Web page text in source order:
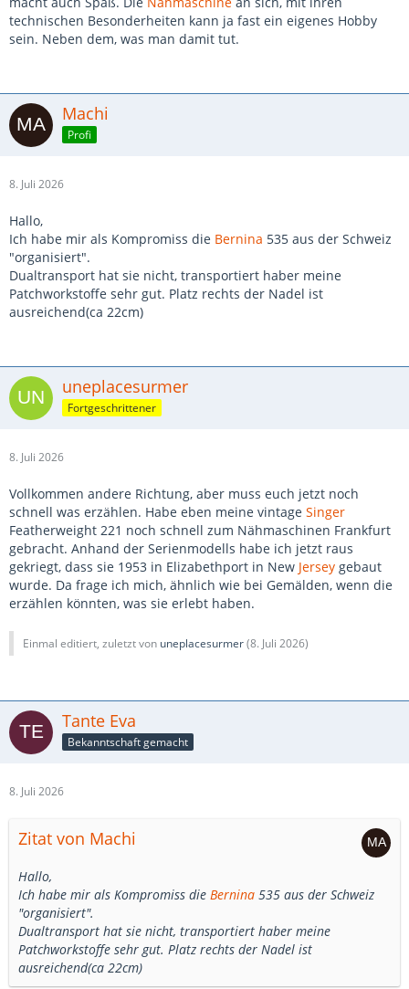
technischen Besonderheiten kann ja fast ein eigenes Hobby
sein. Neben dem, was man damit tut.
Machi
Profi
8. Juli 2026
Hallo,
Ich habe mir als Kompromiss die Bernina 535 aus der Schweiz
"organisiert".
Dualtransport hat sie nicht, transportiert haber meine
Patchworkstoffe sehr gut. Platz rechts der Nadel ist
ausreichend(ca 22cm)
uneplacesurmer
Fortgeschrittener
8. Juli 2026
Vollkommen andere Richtung, aber muss euch jetzt noch
schnell was erzählen. Habe eben meine vintage Singer
Featherweight 221 noch schnell zum Nähmaschinen Frankfurt
gebracht. Anhand der Serienmodells habe ich jetzt raus
gekriegt, dass sie 1953 in Elizabethport in New Jersey gebaut
wurde. Da frage ich mich, ähnlich wie bei Gemälden, wenn die
erzählen könnten, was sie erlebt haben.
Einmal editiert, zuletzt von uneplacesurmer(8. Juli 2026)
Tante Eva
Bekanntschaft gemacht
8. Juli 2026
Zitat von Machi
Hallo,
Ich habe mir als Kompromiss die Bernina 535 aus der Schweiz
"organisiert".
Dualtransport hat sie nicht, transportiert haber meine
Patchworkstoffe sehr gut. Platz rechts der Nadel ist
ausreichend(ca 22cm)